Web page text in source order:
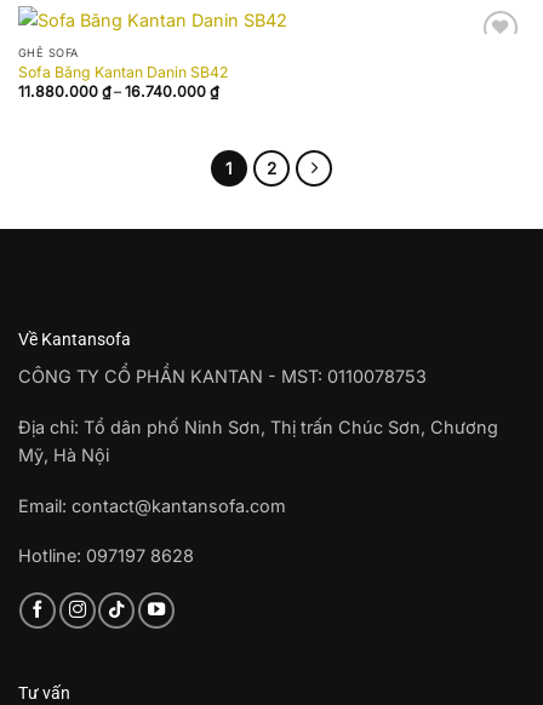
GHẾ SOFA
Sofa Băng Kantan Danin SB42
11.880.000 ₫ – 16.740.000 ₫Khoảng
giá:
đến
16.740.000 ₫
1 2
Về Kantansofa
CÔNG TY CỔ PHẦN KANTAN - MST: 0110078753
Địa chỉ: Tổ dân phố Ninh Sơn, Thị trấn Chúc Sơn, Chương
Mỹ, Hà Nội
Email: contact@kantansofa.com
Hotline: 097197 8628
Tư vấn